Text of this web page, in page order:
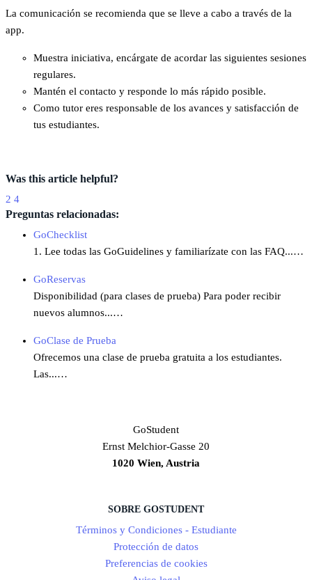
La comunicación se recomienda que se lleve a cabo a través de la
app.
Muestra iniciativa, encárgate de acordar las siguientes sesiones
regulares.
Mantén el contacto y responde lo más rápido posible.
Como tutor eres responsable de los avances y satisfacción de
tus estudiantes.
Was this article helpful?
2 4
Preguntas relacionadas:
GoChecklist
1. Lee todas las GoGuidelines y familiarízate con las FAQ...…
GoReservas
Disponibilidad (para clases de prueba) Para poder recibir
nuevos alumnos...…
GoClase de Prueba
Ofrecemos una clase de prueba gratuita a los estudiantes.
Las...…
GoStudent
Ernst Melchior-Gasse 20
1020 Wien, Austria
SOBRE GOSTUDENT
Términos y Condiciones - Estudiante
Protección de datos
Preferencias de cookies